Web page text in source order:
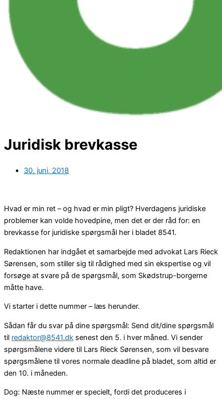
Juridisk brevkasse
30. juni, 2018
Hvad er min ret – og hvad er min pligt? Hverdagens juridiske
problemer kan volde hovedpine, men det er der råd for: en
brevkasse for juridiske spørgsmål her i bladet 8541.
Redaktionen har indgået et samarbejde med advokat Lars Rieck
Sørensen, som stiller sig til rådighed med sin ekspertise og vil
forsøge at svare på de spørgsmål, som Skødstrup-borgerne
måtte have.
Vi starter i dette nummer – læs herunder.
Sådan får du svar på dine spørgsmål: Send dit/dine spørgsmål
til redaktor@8541.dk senest den 5. i hver måned. Vi sender
spørgsmålene videre til Lars Rieck Sørensen, som vil besvare
spørgsmålene til vores normale deadline på bladet, som altid er
den 10. i måneden.
Dog: Næste nummer er specielt, fordi det produceres i